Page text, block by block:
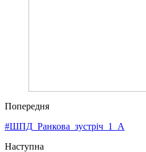
Попередня
#ШПД_Ранкова_зустріч_1_А
Наступна